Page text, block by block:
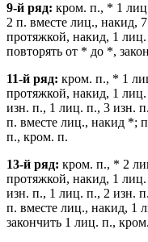
9-й ряд: кром. п., * 1
2 п. вместе лиц., накид,
протяжкой, накид, 1
повторять от * до *,
11-й ряд: кром. п., * 1
протяжкой, накид, 1
изн. п., 1 лиц. п., 3 изн.
п. вместе лиц., накид *;
п., кром. п.
13-й ряд: кром. п., * 2
протяжкой, накид, 1
изн. п., 1 лиц. п., 2 изн.
п. вместе лиц., накид, 1
закончить 1 лиц. п.,